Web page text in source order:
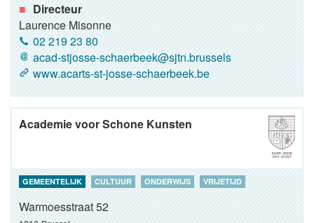
Directeur
Laurence Misonne
02 219 23 80
acad-stjosse-schaerbeek@sjtn.brussels
www.acarts-st-josse-schaerbeek.be
Academie voor Schone Kunsten
GEMEENTELIJK CULTUUR ONDERWIJS VRIJETIJD
Warmoesstraat 52